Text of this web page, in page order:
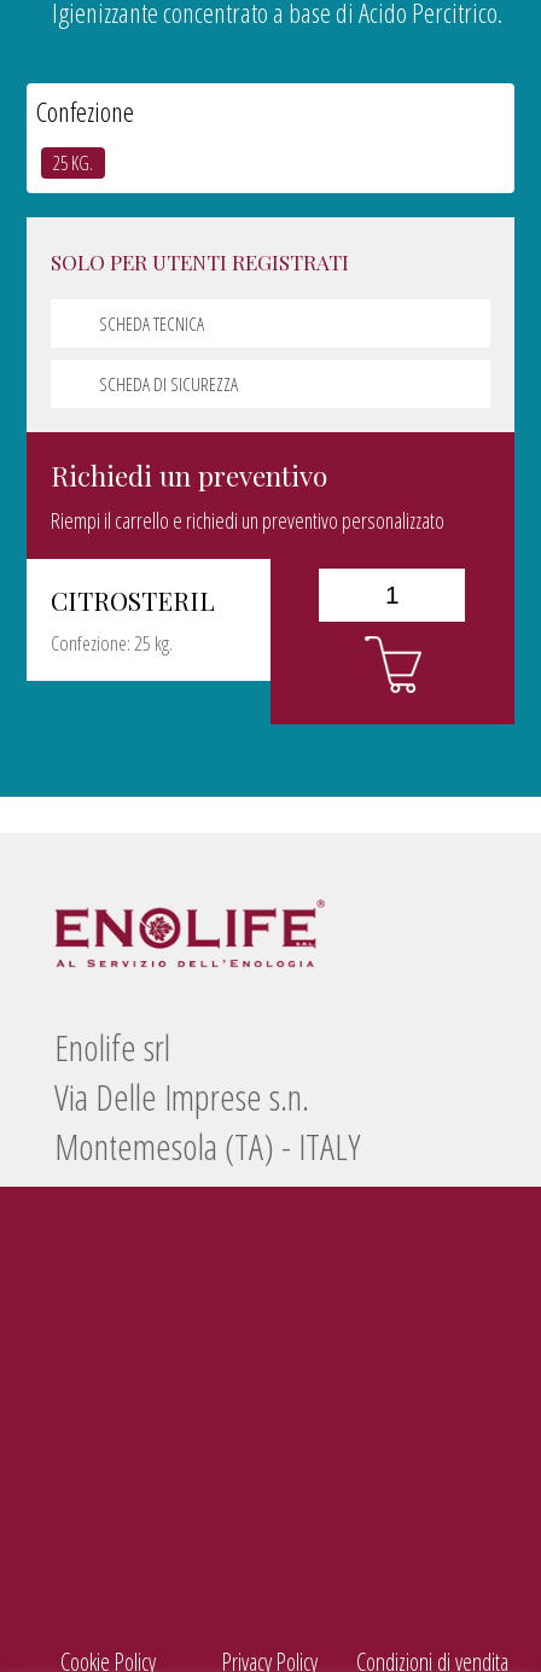
Igienizzante concentrato a base di Acido Percitrico.
Confezione
25 KG.
SOLO PER UTENTI REGISTRATI
SCHEDA TECNICA
SCHEDA DI SICUREZZA
Richiedi un preventivo
Riempi il carrello e richiedi un preventivo personalizzato
CITROSTERIL
Confezione: 25 kg.
Cookie Policy Privacy Policy Condizioni di vendita
Enolife srl
Via Delle Imprese s.n.
Montemesola (TA) - ITALY